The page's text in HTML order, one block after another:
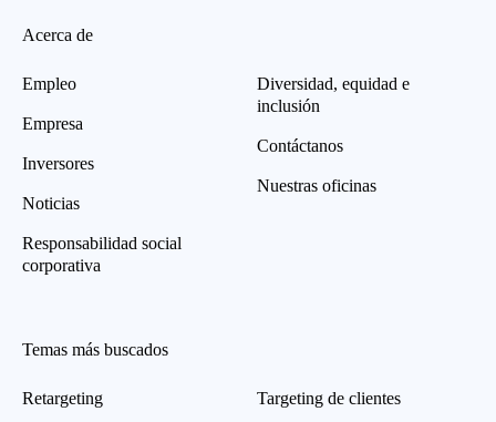
Acerca de
Empleo
Empresa
Inversores
Noticias
Responsabilidad social
corporativa
Diversidad, equidad e
inclusión
Contáctanos
Nuestras oficinas
Temas más buscados
Retargeting Targeting de clientes